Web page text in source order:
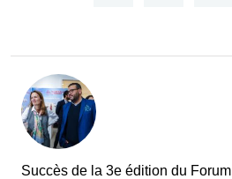
le
Tunisie
Succès de la 3e édition du Forum